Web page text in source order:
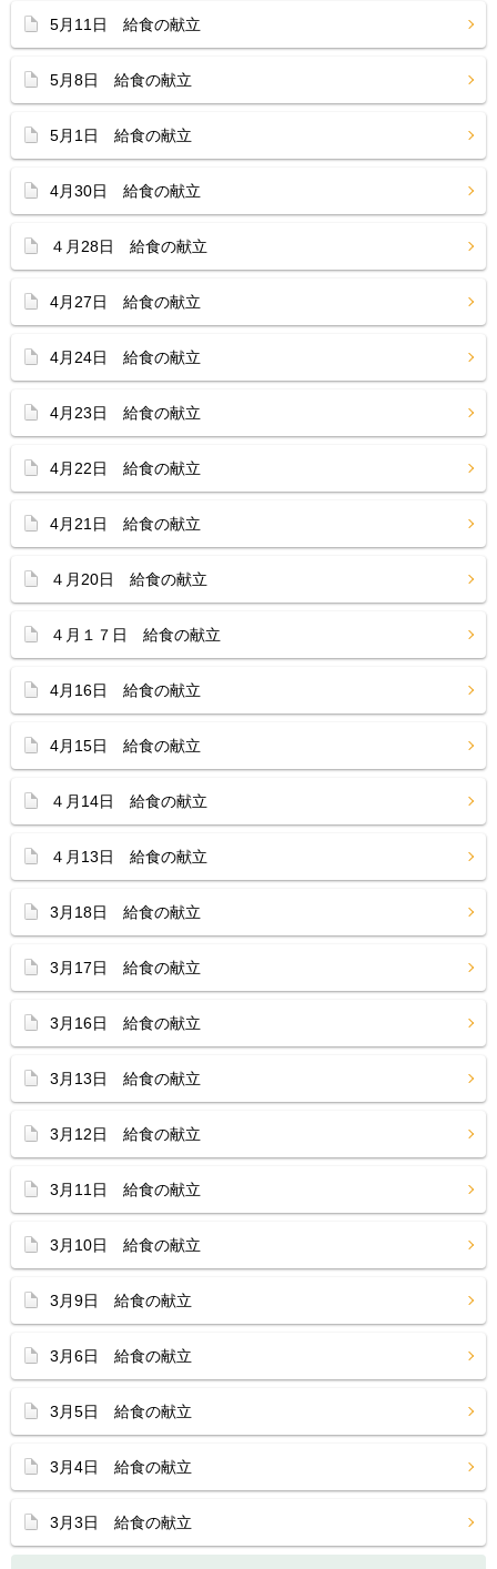
5月11日 給食の献立
5月8日 給食の献立
5月1日 給食の献立
4月30日 給食の献立
４月28日 給食の献立
4月27日 給食の献立
4月24日 給食の献立
4月23日 給食の献立
4月22日 給食の献立
4月21日 給食の献立
４月20日 給食の献立
４月１７日 給食の献立
4月16日 給食の献立
4月15日 給食の献立
４月14日 給食の献立
４月13日 給食の献立
3月18日 給食の献立
3月17日 給食の献立
3月16日 給食の献立
3月13日 給食の献立
3月12日 給食の献立
3月11日 給食の献立
3月10日 給食の献立
3月9日 給食の献立
3月6日 給食の献立
3月5日 給食の献立
3月4日 給食の献立
3月3日 給食の献立